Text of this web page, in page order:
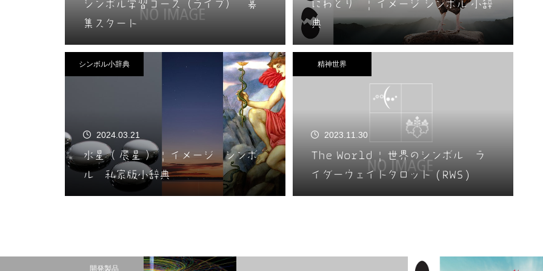
シンボル学習コース（ライブ） 募
集スタート
にわとり | イメージ シンボル 小辞
典
シンボル小辞典
2024.03.21
水星（ 辰星 ） | イメージ シンボ
ル 私家版小辞典
精神世界
2023.11.30
The World | 世界のシンボル ラ
イダーウェイトタロット (RWS)
開発製品